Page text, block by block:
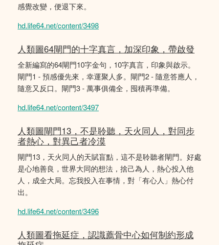
感覺改變，便退下來。
hd.life64.net/content/3498
人類圖64閘門的十字真言，加深印象，帶啟發
全新編寫的64閘門10字金句，10字真言，印象與啟示。
閘門1 - 預感優先來，幸運聚人多。閘門2 - 隨意答應人，
隨意又反口。閘門3 - 萬事俱備全，囤積再準備。
hd.life64.net/content/3497
人類圖閘門13，不是聆聽，天火同人，對同步
者熱心，對異己者冷漠
閘門13，天火同人的天賦盲點，這不是聆聽者閘門。好處
是心地善良，世界大同的想法，捨己為人，熱心投入他
人，成全大局。忘我投入在事情，對「有心人」熱心付
出。
hd.life64.net/content/3496
人類圖看拖延症，認識薦骨中心如何制約形成